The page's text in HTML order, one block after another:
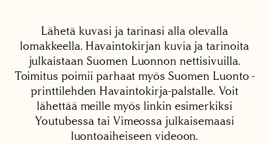
Lähetä kuvasi ja tarinasi alla olevalla
lomakkeella. Havaintokirjan kuvia ja tarinoita
julkaistaan Suomen Luonnon nettisivuilla.
Toimitus poimii parhaat myös Suomen Luonto -
printtilehden Havaintokirja-palstalle. Voit
lähettää meille myös linkin esimerkiksi
Youtubessa tai Vimeossa julkaisemaasi
luontoaiheiseen videoon.